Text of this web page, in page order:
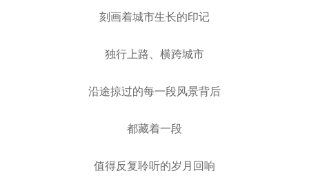
刻画着城市生长的印记
独行上路、横跨城市
沿途掠过的每一段风景背后
都藏着一段
值得反复聆听的岁月回响